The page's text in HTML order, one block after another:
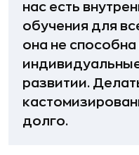
нас есть
обучения для
она не
развитии.
долго.